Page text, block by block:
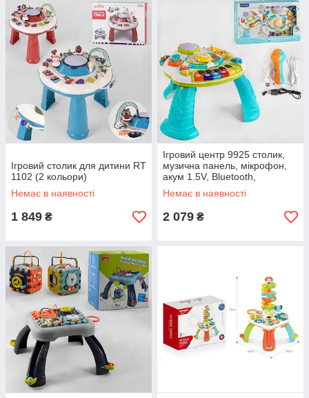
Ігровий столик для дитини RT
1102 (2 кольори)
Немає в наявності
1 849 ₴
Ігровий центр 9925 столик,
музична панель, мікрофон,
акум 1.5V, Bluetooth,
підсвічування, мелодії
Немає в наявності
2 079 ₴